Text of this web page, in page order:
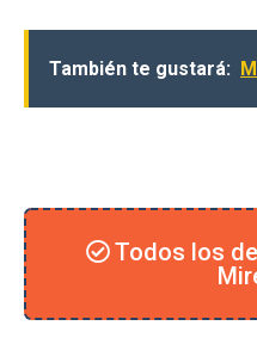
También te gustará:
Todos los